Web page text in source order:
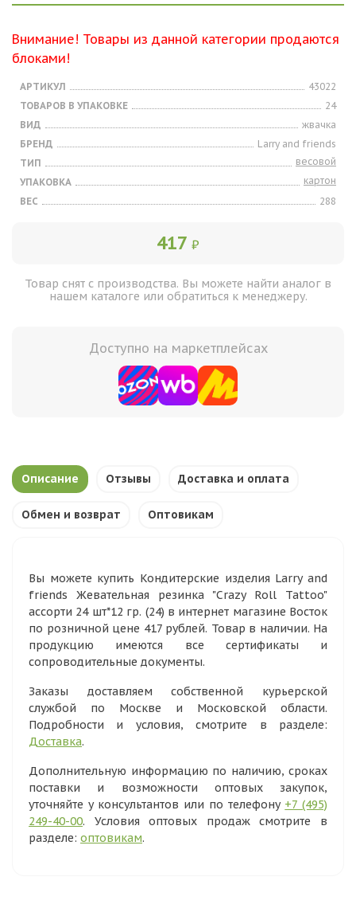
Внимание! Товары из данной категории продаются
блоками!
АРТИКУЛ
43022
ТОВАРОВ В УПАКОВКЕ
24
ВИД
жвачка
БРЕНД
Larry and friends
ТИП
весовой
УПАКОВКА
картон
ВЕС
288
417 ₽
Товар снят с производства. Вы можете найти аналог в
нашем каталоге или обратиться к менеджеру.
Доступно на маркетплейсах
Описание Отзывы Доставка и оплата
Обмен и возврат Оптовикам
Вы можете купить Кондитерские изделия Larry and
friends Жевательная резинка "Crazy Roll Tattoo"
ассорти 24 шт*12 гр. (24) в интернет магазине Восток
по розничной цене 417 рублей. Товар в наличии. На
продукцию имеются все сертификаты и
сопроводительные документы.
Заказы доставляем собственной курьерской
службой по Москве и Московской области.
Подробности и условия, смотрите в разделе:
Доставка.
Дополнительную информацию по наличию, сроках
поставки и возможности оптовых закупок,
уточняйте у консультантов или по телефону +7 (495)
249-40-00. Условия оптовых продаж смотрите в
разделе: оптовикам.